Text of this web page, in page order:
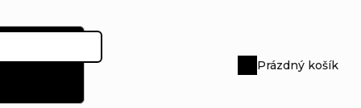
Nákupní
Prázdný košík